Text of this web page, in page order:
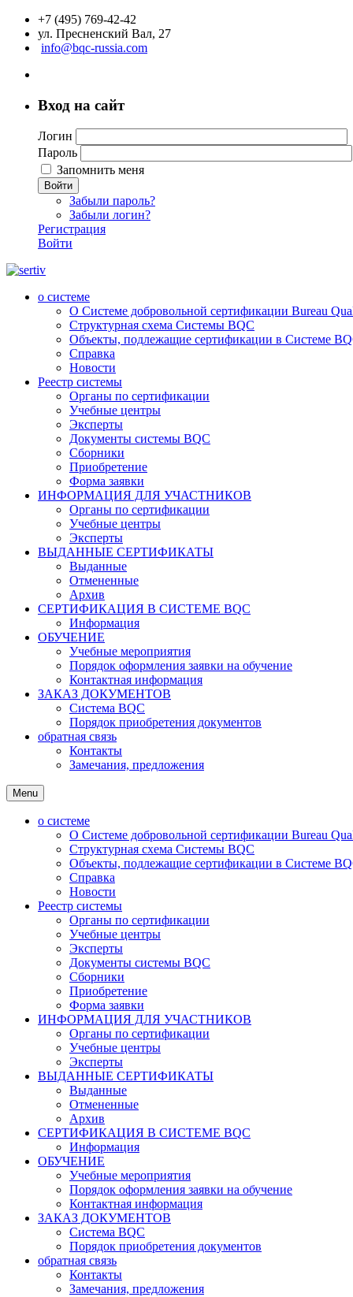
+7 (495) 769-42-42
ул. Пресненский Вал, 27
info@bqc-russia.com
Вход на сайт
Логин
Пароль
Запомнить меня
Войти
Забыли пароль?
Забыли логин?
Регистрация
Войти
о системе
О Системе добровольной сертификации Bureau
Структурная схема Системы BQC
Объекты, подлежащие сертификации в Системе
Справка
Новости
Реестр системы
Органы по сертификации
Учебные центры
Эксперты
Документы системы BQC
Сборники
Приобретение
Форма заявки
ИНФОРМАЦИЯ ДЛЯ УЧАСТНИКОВ
Органы по сертификации
Учебные центры
Эксперты
ВЫДАННЫЕ СЕРТИФИКАТЫ
Выданные
Отмененные
Архив
СЕРТИФИКАЦИЯ В СИСТЕМЕ BQC
Информация
ОБУЧЕНИЕ
Учебные мероприятия
Порядок оформления заявки на обучение
Контактная информация
ЗАКАЗ ДОКУМЕНТОВ
Система BQC
Порядок приобретения документов
обратная связь
Контакты
Замечания, предложения
Menu
о системе
О Системе добровольной сертификации Bureau
Структурная схема Системы BQC
Объекты, подлежащие сертификации в Системе
Справка
Новости
Реестр системы
Органы по сертификации
Учебные центры
Эксперты
Документы системы BQC
Сборники
Приобретение
Форма заявки
ИНФОРМАЦИЯ ДЛЯ УЧАСТНИКОВ
Органы по сертификации
Учебные центры
Эксперты
ВЫДАННЫЕ СЕРТИФИКАТЫ
Выданные
Отмененные
Архив
СЕРТИФИКАЦИЯ В СИСТЕМЕ BQC
Информация
ОБУЧЕНИЕ
Учебные мероприятия
Порядок оформления заявки на обучение
Контактная информация
ЗАКАЗ ДОКУМЕНТОВ
Система BQC
Порядок приобретения документов
обратная связь
Контакты
Замечания, предложения